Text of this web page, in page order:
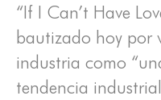
“If I Can’t Have
bautizado hoy por
industria como
tendencia